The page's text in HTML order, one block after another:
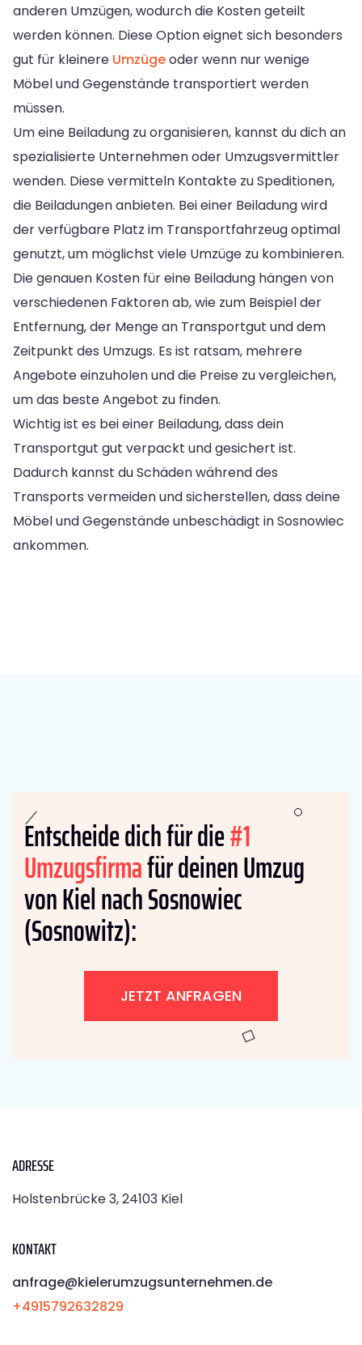
anderen Umzügen, wodurch die Kosten geteilt
werden können. Diese Option eignet sich besonders
gut für kleinere Umzügeoder wenn nur wenige
Möbel und Gegenstände transportiert werden
müssen.
Um eine Beiladung zu organisieren, kannst du dich an
spezialisierte Unternehmen oder Umzugsvermittler
wenden. Diese vermitteln Kontakte zu Speditionen,
die Beiladungen anbieten. Bei einer Beiladung wird
der verfügbare Platz im Transportfahrzeug optimal
genutzt, um möglichst viele Umzüge zu kombinieren.
Die genauen Kosten für eine Beiladung hängen von
verschiedenen Faktoren ab, wie zum Beispiel der
Entfernung, der Menge an Transportgut und dem
Zeitpunkt des Umzugs. Es ist ratsam, mehrere
Angebote einzuholen und die Preise zu vergleichen,
um das beste Angebot zu finden.
Wichtig ist es bei einer Beiladung, dass dein
Transportgut gut verpackt und gesichert ist.
Dadurch kannst du Schäden während des
Transports vermeiden und sicherstellen, dass deine
Möbel und Gegenstände unbeschädigt in Sosnowiec
ankommen.
Entscheide dich für die#1
Umzugsfirmafür deinen Umzug
von Kiel nach Sosnowiec
(Sosnowitz):
JETZT ANFRAGEN
ADRESSE
Holstenbrücke 3, 24103 Kiel
KONTAKT
anfrage@kielerumzugsunternehmen.de
+4915792632829